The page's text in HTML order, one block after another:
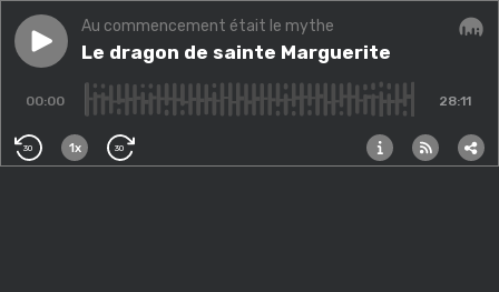
Play episodeLe dragon de sainte Marguerite
Au commencement était le mythe
Le dragon de sainte Marguerite
00:00 28:11
30 1x 30